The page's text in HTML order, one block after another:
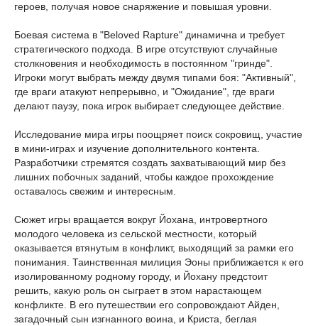
героев, получая новое снаряжение и повышая уровни.
Боевая система в "Beloved Rapture" динамична и требует
стратегического подхода. В игре отсутствуют случайные
столкновения и необходимость в постоянном "гринде".
Игроки могут выбрать между двумя типами боя: "Активный",
где враги атакуют непрерывно, и "Ожидание", где враги
делают паузу, пока игрок выбирает следующее действие.
Исследование мира игры поощряет поиск сокровищ, участие
в мини-играх и изучение дополнительного контента.
Разработчики стремятся создать захватывающий мир без
лишних побочных заданий, чтобы каждое прохождение
оставалось свежим и интересным.
Сюжет игры вращается вокруг Йохана, интровертного
молодого человека из сельской местности, который
оказывается втянутым в конфликт, выходящий за рамки его
понимания. Таинственная милиция Эоны приближается к его
изолированному родному городу, и Йохану предстоит
решить, какую роль он сыграет в этом нарастающем
конфликте. В его путешествии его сопровождают Айден,
загадочный сын изгнанного воина, и Криста, беглая